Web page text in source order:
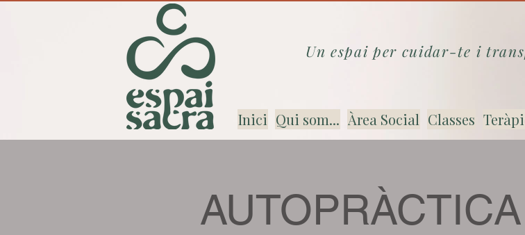
Un espai per cuidar-te i
Inici Qui som... Àrea Social Classes